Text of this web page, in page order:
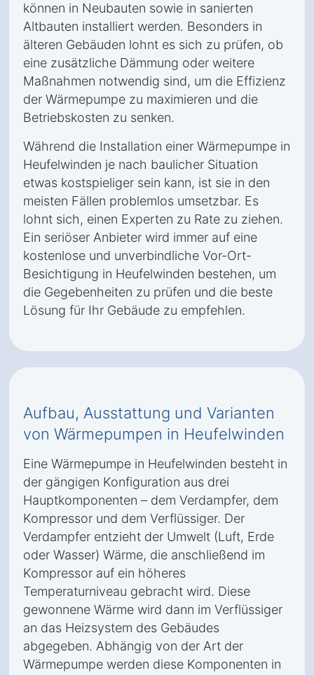
können in Neubauten sowie in sanierten
Altbauten installiert werden. Besonders in
älteren Gebäuden lohnt es sich zu prüfen, ob
eine zusätzliche Dämmung oder weitere
Maßnahmen notwendig sind, um die Effizienz
der Wärmepumpe zu maximieren und die
Betriebskosten zu senken.
Während die Installation einer Wärmepumpe in
Heufelwinden je nach baulicher Situation
etwas kostspieliger sein kann, ist sie in den
meisten Fällen problemlos umsetzbar. Es
lohnt sich, einen Experten zu Rate zu ziehen.
Ein seriöser Anbieter wird immer auf eine
kostenlose und unverbindliche Vor-Ort-
Besichtigung in Heufelwinden bestehen, um
die Gegebenheiten zu prüfen und die beste
Lösung für Ihr Gebäude zu empfehlen.
Aufbau, Ausstattung und Varianten
von Wärmepumpen in Heufelwinden
Eine Wärmepumpe in Heufelwinden besteht in
der gängigen Konfiguration aus drei
Hauptkomponenten – dem Verdampfer, dem
Kompressor und dem Verflüssiger. Der
Verdampfer entzieht der Umwelt (Luft, Erde
oder Wasser) Wärme, die anschließend im
Kompressor auf ein höheres
Temperaturniveau gebracht wird. Diese
gewonnene Wärme wird dann im Verflüssiger
an das Heizsystem des Gebäudes
abgegeben. Abhängig von der Art der
Wärmepumpe werden diese Komponenten in